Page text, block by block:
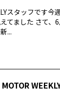
スタッフです
てました さて、
...